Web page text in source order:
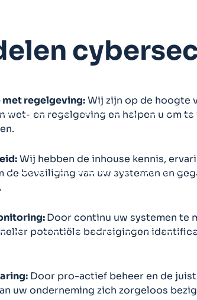
regelgeving:Wij zijn op de hoogte
wet- en regelgeving en helpen u om te
Wij hebben de inhouse kennis,
de beveiliging van uw systemen en
Door continu uw systemen te
potentiële bedreigingen
Door pro-actief beheer en de
uw onderneming zich zorgeloos